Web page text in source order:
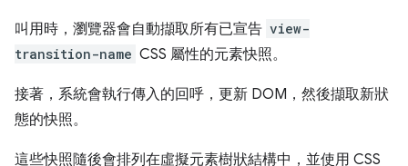
叫用時，瀏覽器會自動擷取所有已宣告 view-
transition-name CSS 屬性的元素快照。
接著，系統會執行傳入的回呼，更新 DOM，然後擷取新狀
態的快照。
這些快照隨後會排列在虛擬元素樹狀結構中，並使用 CSS